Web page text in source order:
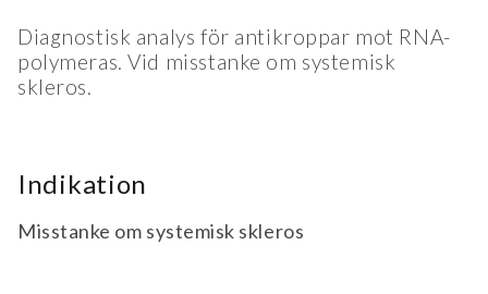
Diagnostisk analys för antikroppar mot RNA-
polymeras. Vid misstanke om systemisk
skleros.
Indikation
Misstanke om systemisk skleros